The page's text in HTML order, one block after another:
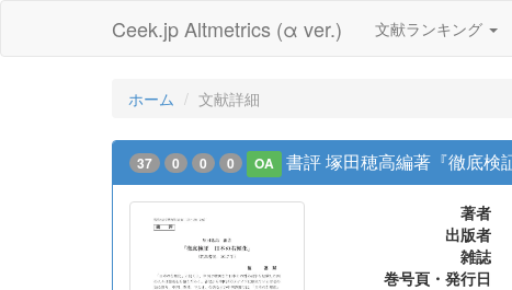
Ceek.jp Altmetrics (α ver.) 文献ランキング
ホーム 文献詳細
37 0 0 0 OA 書評 塚田穂高編著『徹底検
著者
出版者
雑誌
巻号頁・発行日